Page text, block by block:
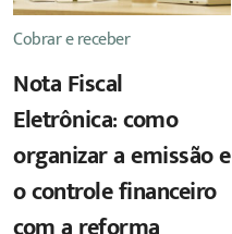
Cobrar e receber
Nota Fiscal
Eletrônica: como
organizar a emissão e
o controle financeiro